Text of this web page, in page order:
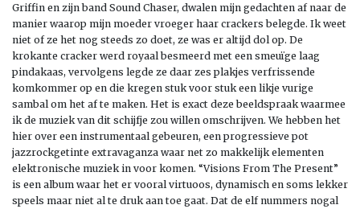
Griffin en zijn band Sound Chaser, dwalen mijn gedachten af naar de
manier waarop mijn moeder vroeger haar crackers belegde. Ik weet
niet of ze het nog steeds zo doet, ze was er altijd dol op. De
krokante cracker werd royaal besmeerd met een smeuïge laag
pindakaas, vervolgens legde ze daar zes plakjes verfrissende
komkommer op en die kregen stuk voor stuk een likje vurige
sambal om het af te maken. Het is exact deze beeldspraak waarmee
ik de muziek van dit schijfje zou willen omschrijven. We hebben het
hier over een instrumentaal gebeuren, een progressieve pot
jazzrockgetinte extravaganza waar net zo makkelijk elementen
elektronische muziek in voor komen. “Visions From The Present”
is een album waar het er vooral virtuoos, dynamisch en soms lekker
speels maar niet al te druk aan toe gaat. Dat de elf nummers nogal